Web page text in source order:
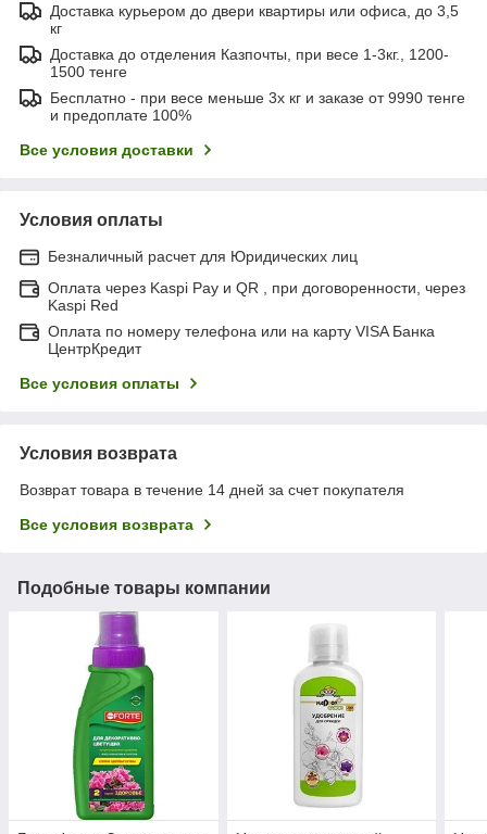
Доставка курьером до двери квартиры или офиса, до 3,5
кг
Доставка до отделения Казпочты, при весе 1-3кг., 1200-
1500 тенге
Бесплатно - при весе меньше 3х кг и заказе от 9990 тенге
и предоплате 100%
Все условия доставки
Условия оплаты
Безналичный расчет для Юридических лиц
Оплата через Kaspi Pay и QR , при договоренности, через
Kaspi Red
Оплата по номеру телефона или на карту VISA Банка
ЦентрКредит
Все условия оплаты
Условия возврата
Возврат товара в течение 14 дней за счет покупателя
Все условия возврата
Подобные товары компании